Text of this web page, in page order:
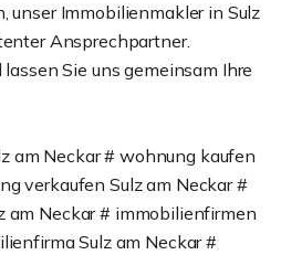
unser Immobilienmakler in Sulz
Ansprechpartner.
Sie uns gemeinsam Ihre
am Neckar # wohnung kaufen
verkaufen Sulz am Neckar #
am Neckar # immobilienfirmen
Sulz am Neckar #